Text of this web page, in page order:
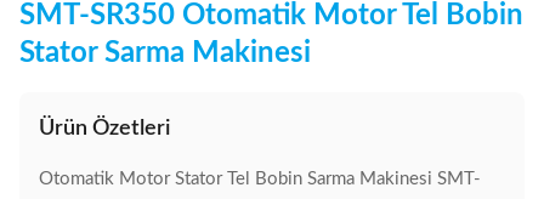
SMT-SR350 Otomatik Motor Tel Bobin
Stator Sarma Makinesi
Ürün Özetleri
Otomatik Motor Stator Tel Bobin Sarma Makinesi SMT-